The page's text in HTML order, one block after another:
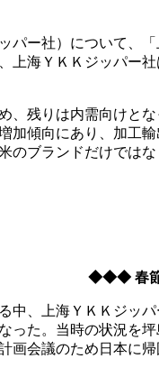
パー社）について、
上海ＹＫＫジッパー
、残りは内需向けと
加傾向にあり、加工
のブランドだけでは
◆◆◆ 春節
中、上海ＹＫＫジッ
った。当時の状況を
画会議のため日本に